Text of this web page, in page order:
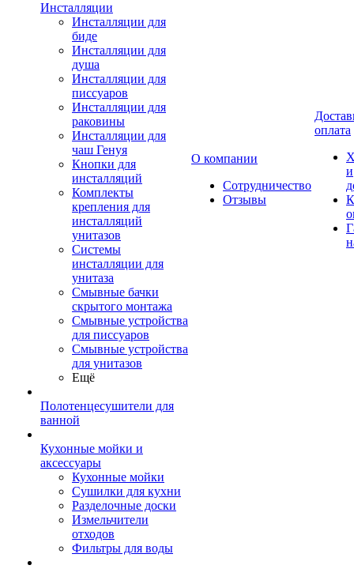
Инсталляции
Инсталляции для
биде
Инсталляции для
душа
Инсталляции для
писсуаров
Инсталляции для
раковины
Инсталляции для
чаш Генуя
Кнопки для
инсталляций
Комплекты
крепления для
инсталляций
унитазов
Системы
инсталляции для
унитаза
Смывные бачки
скрытого монтажа
Смывные устройства
для писсуаров
Смывные устройства
для унитазов
Ещё
Полотенцесушители для
ванной
Кухонные мойки и
аксессуары
Кухонные мойки
Сушилки для кухни
Разделочные доски
Измельчители
отходов
Фильтры для воды
О компании
Сотрудничество
Отзывы
оплата
и